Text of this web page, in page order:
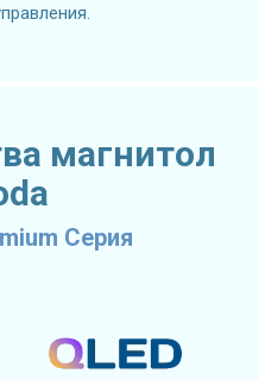
магнитол
Серия